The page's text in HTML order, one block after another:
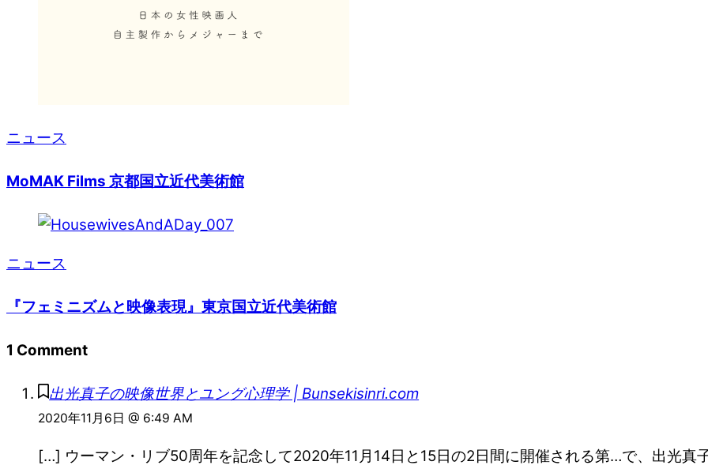
ニュース
MoMAK Films 京都国立近代美術館
ニュース
『フェミニズムと映像表現』東京国立近代美術館
1 Comment
出光真子の映像世界とユング心理学 | Bunsekisinri.com
2020年11月6日 @ 6:49 AM
[…] ウーマン・リブ50周年を記念して2020年11月14日と15日の2日間に開催される第…で、出光